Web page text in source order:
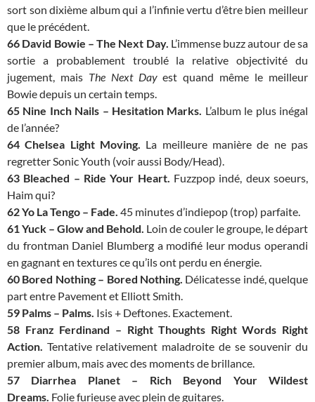
sort son dixième album qui a l’infinie vertu d’être bien meilleur
que le précédent.
66 David Bowie – The Next Day. L’immense buzz autour de sa
sortie a probablement troublé la relative objectivité du
jugement, mais The Next Dayest quand même le meilleur
Bowie depuis un certain temps.
65 Nine Inch Nails – Hesitation Marks. L’album le plus inégal
de l’année?
64 Chelsea Light Moving. La meilleure manière de ne pas
regretter Sonic Youth (voir aussi Body/Head).
63 Bleached – Ride Your Heart. Fuzzpop indé, deux soeurs,
Haim qui?
62 Yo La Tengo – Fade. 45 minutes d’indiepop (trop) parfaite.
61 Yuck – Glow and Behold. Loin de couler le groupe, le départ
du frontman Daniel Blumberg a modifié leur modus operandi
en gagnant en textures ce qu’ils ont perdu en énergie.
60 Bored Nothing – Bored Nothing. Délicatesse indé, quelque
part entre Pavement et Elliott Smith.
59 Palms – Palms. Isis + Deftones. Exactement.
58 Franz Ferdinand – Right Thoughts Right Words Right
Action. Tentative relativement maladroite de se souvenir du
premier album, mais avec des moments de brillance.
57 Diarrhea Planet – Rich Beyond Your Wildest
Dreams. Folie furieuse avec plein de guitares.